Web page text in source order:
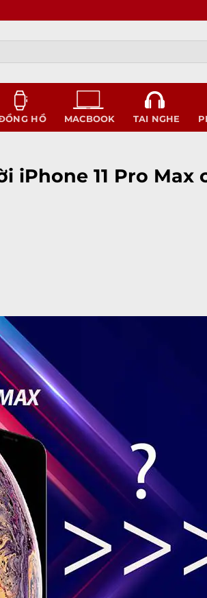
HỒ MACBOOK TAI NGHE
iPhone 11 Pro